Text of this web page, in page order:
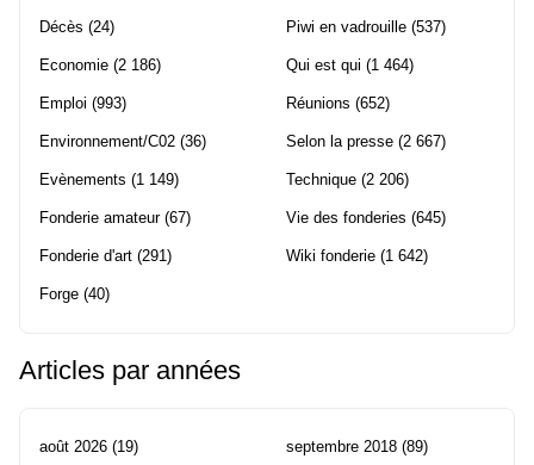
Décès (24)
Economie (2 186)
Emploi (993)
Environnement/C02 (36)
Evènements (1 149)
Fonderie amateur(67)
Fonderie d'art (291)
Forge (40)
Piwi en vadrouille (537)
Qui est qui (1 464)
Réunions (652)
Selon la presse (2 667)
Technique (2 206)
Vie des fonderies (645)
Wiki fonderie (1 642)
Articles par années
août 2026 (19) septembre 2018 (89)